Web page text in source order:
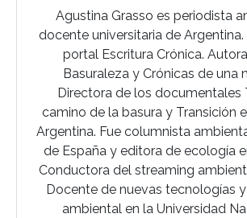
Agustina Grasso es periodista
docente universitaria de
portal Escritura Crónica.
Basuraleza y Crónicas de una
Directora de los documentales
camino de la basura y Transición
Argentina. Fue columnista
de España y editora de ecología
Conductora del streaming
Docente de nuevas tecnologías
ambiental en la Universidad